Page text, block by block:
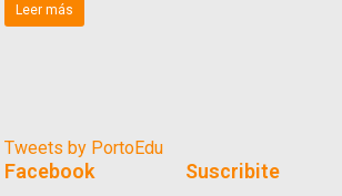
Leer más
Tweets by PortoEdu
Facebook Suscribite